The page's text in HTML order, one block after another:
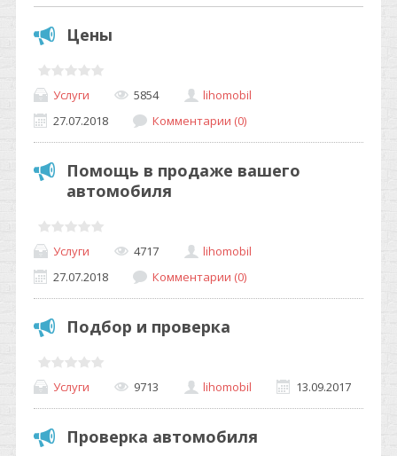
Цены
Услуги 5854
lihomobil
27.07.2018
Комментарии (0)
Помощь в продаже вашего
автомобиля
Услуги 4717
lihomobil
27.07.2018
Комментарии (0)
Подбор и проверка
Услуги 9713 lihomobil 13.09.2017
Проверка автомобиля